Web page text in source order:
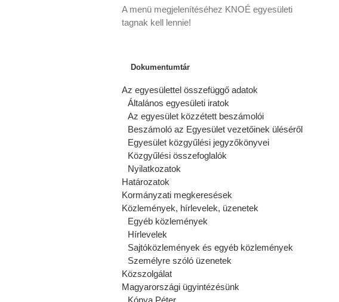
A menü megjelenítéséhez KNOÉ egyesületi
tagnak kell lennie!
Dokumentumtár
Az egyesülettel összefüggő adatok
Általános egyesületi iratok
Az egyesület közzétett beszámolói
Beszámoló az Egyesület vezetőinek üléséről
Egyesület közgyűlési jegyzőkönyvei
Közgyűlési összefoglalók
Nyilatkozatok
Határozatok
Kormányzati megkeresések
Közlemények, hírlevelek, üzenetek
Egyéb közlemények
Hírlevelek
Sajtóközlemények és egyéb közlemények
Személyre szóló üzenetek
Közszolgálat
Magyarországi ügyintézésünk
Kónya Péter